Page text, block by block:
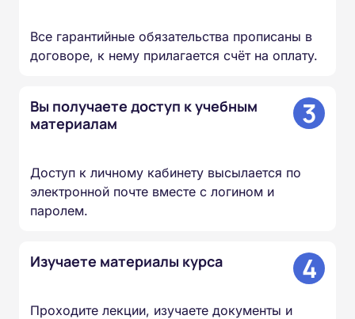
Все гарантийные обязательства прописаны в
договоре, к нему прилагается счёт на оплату.
Вы получаете доступ к учебным
материалам
3
Доступ к личному кабинету высылается по
электронной почте вместе с логином и
паролем.
Изучаете материалы курса 4
Проходите лекции, изучаете документы и